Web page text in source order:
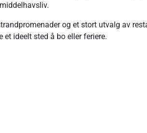
og et stort utvalg av
ideelt sted å bo eller feriere.